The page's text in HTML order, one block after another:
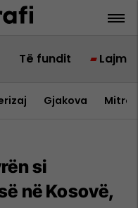
Të fundit Lajme
Gjakova
si
në Kosovë,